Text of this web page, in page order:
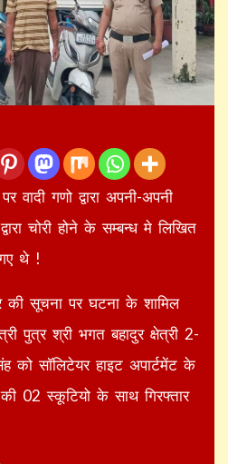
वादी गणो द्वारा अपनी-अपनी
चोरी होने के सम्बन्ध मे लिखित
गए थे !
की सूचना पर घटना के शामिल
पुत्र श्री भगत बहादुर क्षेत्री 2-
को सॉलिटेयर हाइट अपार्टमेंट के
02 स्कूटियो के साथ गिरफ्तार